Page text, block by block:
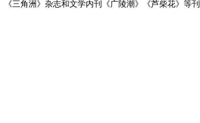
《三角洲》杂志和文学内刊《广陵潮》《芦柴花》等